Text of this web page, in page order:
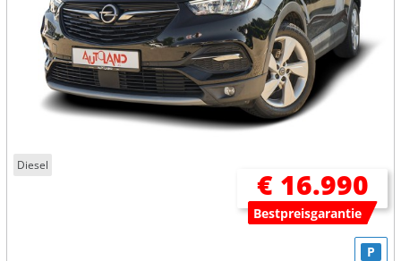
Diesel
€ 16.990
Bestpreisgarantie
P